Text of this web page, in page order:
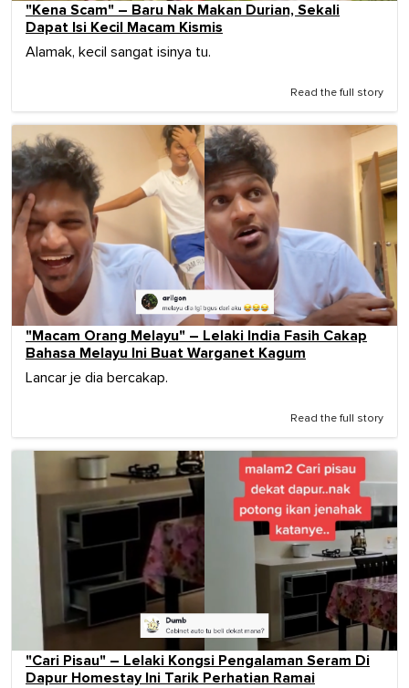
"Kena Scam" – Baru Nak Makan Durian, Sekali
Dapat Isi Kecil Macam Kismis
Alamak, kecil sangat isinya tu.
Read the full story
"Macam Orang Melayu" – Lelaki India Fasih Cakap
Bahasa Melayu Ini Buat Warganet Kagum
Lancar je dia bercakap.
Read the full story
"Cari Pisau" – Lelaki Kongsi Pengalaman Seram Di
Dapur Homestay Ini Tarik Perhatian Ramai